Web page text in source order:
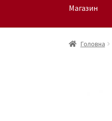
Магазин
Головна